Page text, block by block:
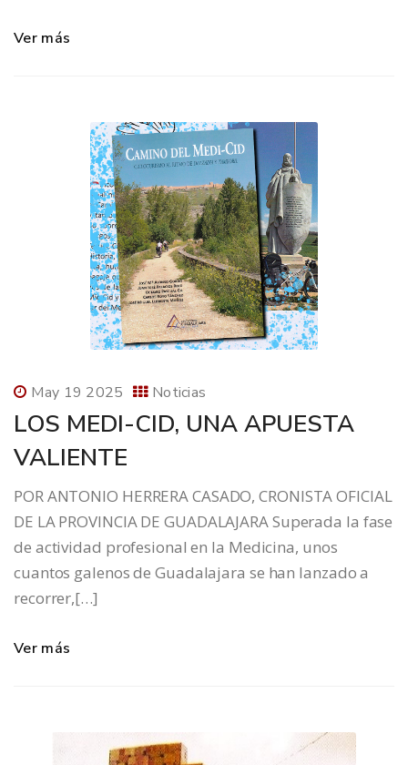
Ver más
May 19 2025 Noticias
LOS MEDI-CID, UNA APUESTA
VALIENTE
POR ANTONIO HERRERA CASADO, CRONISTA OFICIAL
DE LA PROVINCIA DE GUADALAJARA Superada la fase
de actividad profesional en la Medicina, unos
cuantos galenos de Guadalajara se han lanzado a
recorrer,[…]
Ver más